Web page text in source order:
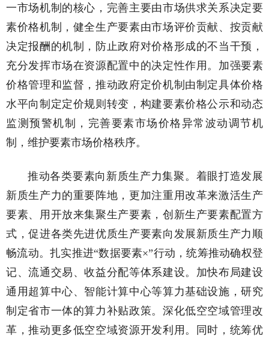
一市场机制的核心，完善主要由市场供求关系决定要
素价格机制，健全生产要素由市场评价贡献、按贡献
决定报酬的机制，防止政府对价格形成的不当干预，
充分发挥市场在资源配置中的决定性作用。加强要素
价格管理和监督，推动政府定价机制由制定具体价格
水平向制定定价规则转变，构建要素价格公示和动态
监测预警机制，完善要素市场价格异常波动调节机
制，维护要素市场价格秩序。
推动各类要素向新质生产力集聚。着眼打造发展
新质生产力的重要阵地，更加注重用改革来激活生产
要素、用开放来集聚生产要素，创新生产要素配置方
式，促进各类先进优质生产要素向发展新质生产力顺
畅流动。扎实推进“数据要素×”行动，统筹推动确权登
记、流通交易、收益分配等体系建设。加快布局建设
通用超算中心、智能计算中心等算力基础设施，研究
制定省市一体的算力补贴政策。深化低空空域管理改
革，推动更多低空空域资源开发利用。同时，统筹优